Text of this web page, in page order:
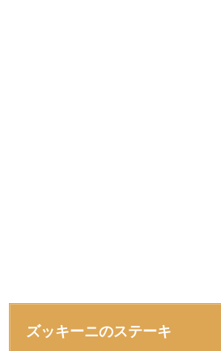
ズッキーニのステーキ